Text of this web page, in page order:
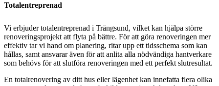
Totalentreprenad
Vi erbjuder totalentreprenad i Trångsund, vilket kan hjälpa större
renoveringsprojekt att flyta på bättre. För att göra renoveringen mer
effektiv tar vi hand om planering, ritar upp ett tidsschema som kan
hållas, samt ansvarar även för att anlita alla nödvändiga hantverkare
som behövs för att slutföra renoveringen med ett perfekt slutresultat.
En totalrenovering av ditt hus eller lägenhet kan innefatta flera olika